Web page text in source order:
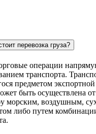
перевозка груза?
операции
транспорта.
предметом
быть осуществлена
морским, воздушным,
либо путем